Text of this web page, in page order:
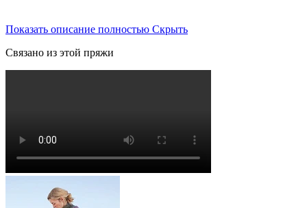
Показать описание полностью Скрыть
Связано из этой пряжи